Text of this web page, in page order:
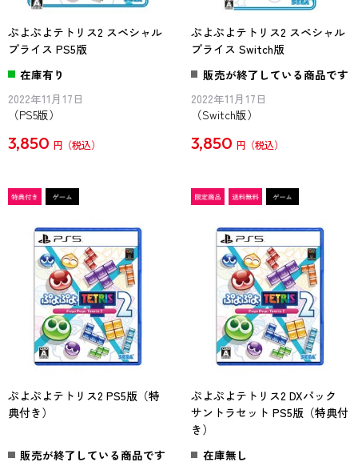
ぷよぷよテトリス2 スペシャル
プライス PS5版
在庫有り
2022年11月17日
（PS5版）
3,850 円
ぷよぷよテトリス2 スペシャル
プライス Switch版
販売が終了している商品です
2022年11月17日
（Switch版）
3,850 円
ぷよぷよテトリス2 PS5版（特
典付き）
販売が終了している商品です
ぷよぷよテトリス2 DXパック
サントラセット PS5版（特典付
き）
在庫無し